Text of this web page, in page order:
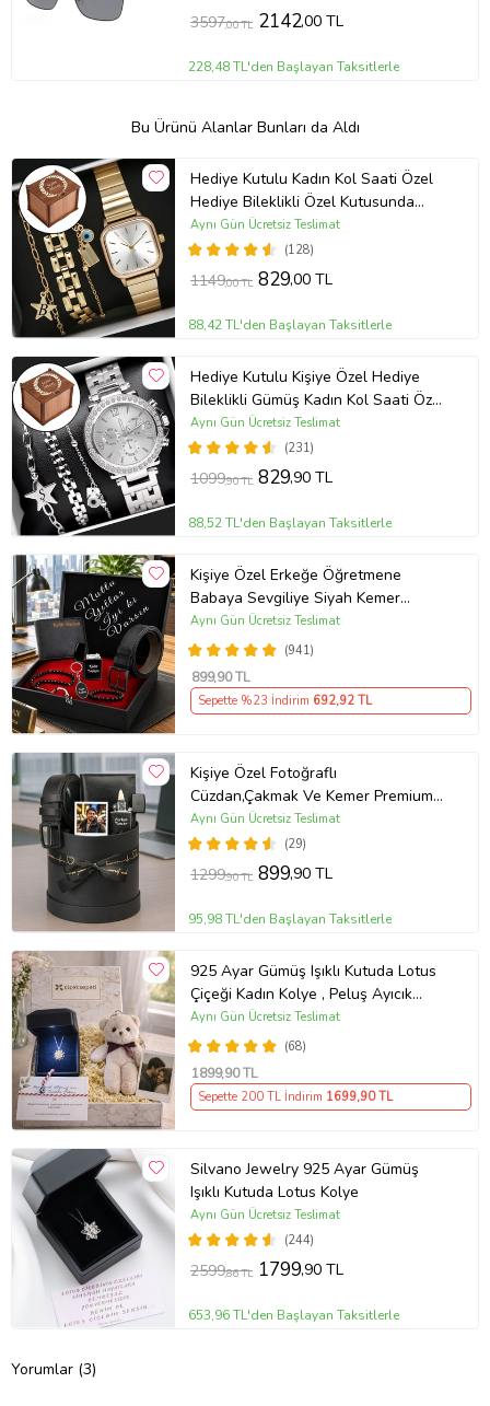
3597,00 TL 2142,00 TL
228,48 TL'den Başlayan Taksitlerle
Bu Ürünü Alanlar Bunları da Aldı
Hediye Kutulu Kadın Kol Saati Özel
Hediye Bileklikli Özel Kutusunda
(Gold)
(128)
Aynı Gün Ücretsiz Teslimat
1149,00 TL 829,00 TL
88,42 TL'den Başlayan Taksitlerle
Hediye Kutulu Kişiye Özel Hediye
Bileklikli Gümüş Kadın Kol Saati Özel
Kutusunda (Gümüş)
(231)
Aynı Gün Ücretsiz Teslimat
1099,90 TL 829,90 TL
88,52 TL'den Başlayan Taksitlerle
Kişiye Özel Erkeğe Öğretmene
Babaya Sevgiliye Siyah Kemer
Cüzdan Çakmak Seti Hediye Seti
(941)
Aynı Gün Ücretsiz Teslimat
899,90 TL
Sepette %23 İndirim 692,92 TL
Kişiye Özel Fotoğraflı
Cüzdan,Çakmak Ve Kemer Premium
Erkek Aksesuar Seti
(29)
Aynı Gün Ücretsiz Teslimat
1299,90 TL 899,90 TL
95,98 TL'den Başlayan Taksitlerle
925 Ayar Gümüş Işıklı Kutuda Lotus
Çiçeği Kadın Kolye , Peluş Ayıcık
Anahtarlık Marteniçka Bileklik,
Polaroid Fotoğraf Hediye
(68)
Aynı Gün Ücretsiz Teslimat
1899,90 TL
Sepette 200 TL İndirim 1699,90 TL
Silvano Jewelry 925 Ayar Gümüş
Işıklı Kutuda Lotus Kolye
(244)
Aynı Gün Ücretsiz Teslimat
2599,86 TL 1799,90 TL
653,96 TL'den Başlayan Taksitlerle
Yorumlar (3)